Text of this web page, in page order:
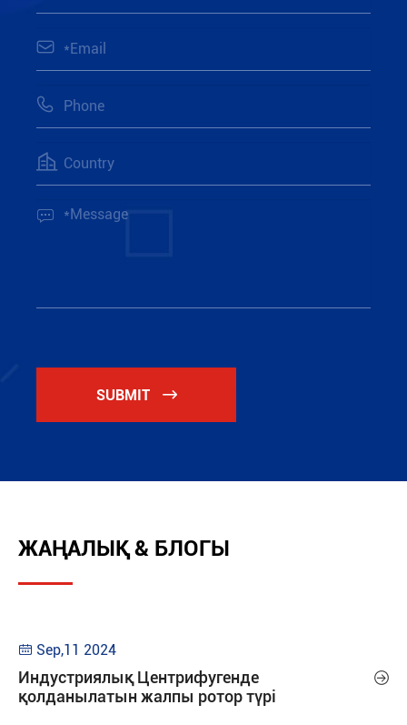




SUBMIT 
ЖАҢАЛЫҚ & БЛОГЫ
 Sep,11 2024
Индустриялық Центрифугенде
қолданылатын жалпы ротор түрі
